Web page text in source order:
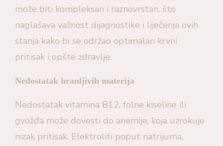
može biti kompleksan i raznovrstan, što
naglašava važnost dijagnostike i liječenja ovih
stanja kako bi se održao optimalan krvni
pritisak i opšte zdravlje.
Nedostatak hranljivih materija
Nedostatak vitamina B12, folne kiseline ili
gvožđa može dovesti do anemije, koja uzrokuje
nizak pritisak. Elektroliti poput natrijuma,